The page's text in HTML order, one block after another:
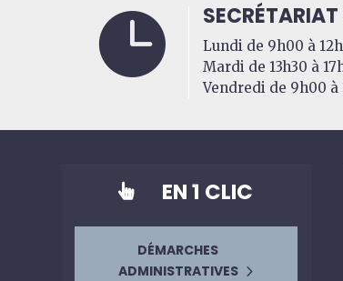

Lundi de 9h00 à
Mardi de 13h30 à
Vendredi de 9h00 à
 EN 1 CLIC
DÉMARCHES
ADMINISTRATIVES